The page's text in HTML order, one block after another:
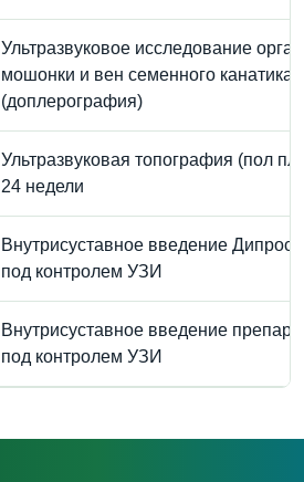
Ультразвуковое исследование
мошонки и вен семенного канатика
(доплерография)
Ультразвуковая топография (пол
24 недели
Внутрисуставное введение
под контролем УЗИ
Внутрисуставное введение
под контролем УЗИ